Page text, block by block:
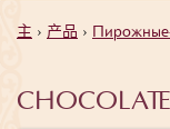
主 › 产品 ›